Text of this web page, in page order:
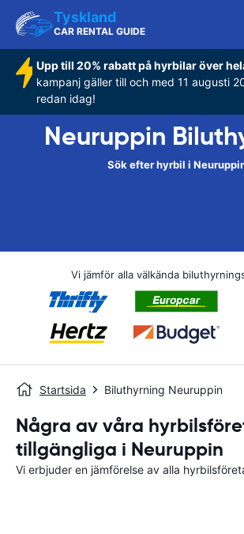
Tyskland
CAR RENTAL GUIDE
Upp till 20% rabatt på hyrbilar över
kampanj gäller till och med 11 augusti
redan idag!
Neuruppin
Sök efter hyrbil i
Vi jämför alla välkända
Startsida Biluthyrning Neuruppin
Några av våra
tillgängliga i Neuruppin
Vi erbjuder en jämförelse av alla